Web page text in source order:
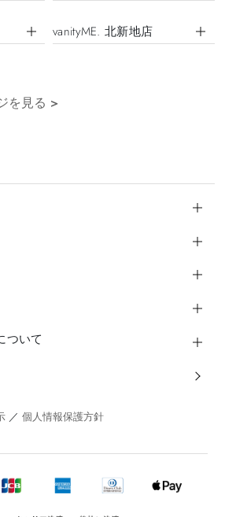
vanityME. 北新地店
を見る >
ついて
／個人情報保護方針